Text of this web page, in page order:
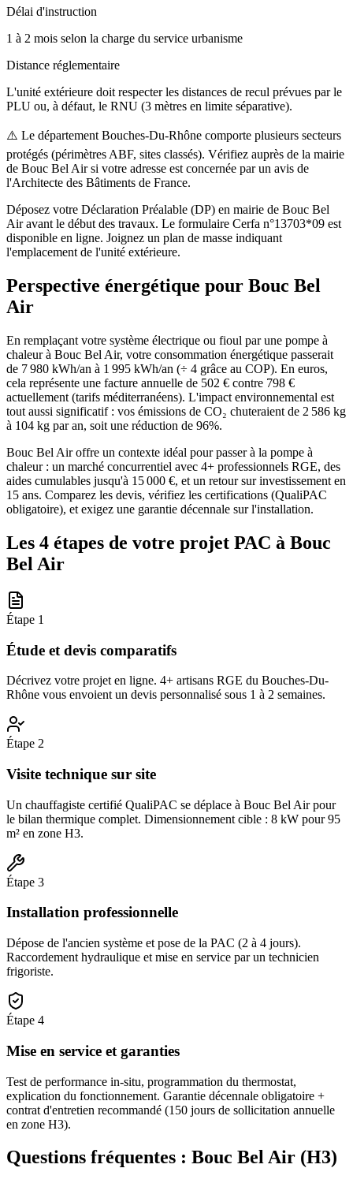
Délai d'instruction
1 à 2 mois selon la charge du service urbanisme
Distance réglementaire
L'unité extérieure doit respecter les distances de recul prévues par le
PLU ou, à défaut, le RNU (3 mètres en limite séparative).
⚠️ Le département Bouches-Du-Rhône comporte plusieurs secteurs
protégés (périmètres ABF, sites classés). Vérifiez auprès de la mairie
de Bouc Bel Air si votre adresse est concernée par un avis de
l'Architecte des Bâtiments de France.
Déposez votre Déclaration Préalable (DP) en mairie de Bouc Bel
Air avant le début des travaux. Le formulaire Cerfa n°13703*09 est
disponible en ligne. Joignez un plan de masse indiquant
l'emplacement de l'unité extérieure.
Perspective énergétique pour Bouc Bel
Air
En remplaçant votre système électrique ou fioul par une pompe à
chaleur à Bouc Bel Air, votre consommation énergétique passerait
de 7 980 kWh/an à 1 995 kWh/an (÷ 4 grâce au COP). En euros,
cela représente une facture annuelle de 502 € contre 798 €
actuellement (tarifs méditerranéens). L'impact environnemental est
tout aussi significatif : vos émissions de CO₂ chuteraient de 2 586 kg
à 104 kg par an, soit une réduction de 96%.
Bouc Bel Air offre un contexte idéal pour passer à la pompe à
chaleur : un marché concurrentiel avec 4+ professionnels RGE, des
aides cumulables jusqu'à 15 000 €, et un retour sur investissement en
15 ans. Comparez les devis, vérifiez les certifications (QualiPAC
obligatoire), et exigez une garantie décennale sur l'installation.
Les 4 étapes de votre projet PAC à Bouc
Bel Air
Étape 1
Étude et devis comparatifs
Décrivez votre projet en ligne. 4+ artisans RGE du Bouches-Du-
Rhône vous envoient un devis personnalisé sous 1 à 2 semaines.
Étape 2
Visite technique sur site
Un chauffagiste certifié QualiPAC se déplace à Bouc Bel Air pour
le bilan thermique complet. Dimensionnement cible : 8 kW pour 95
m² en zone H3.
Étape 3
Installation professionnelle
Dépose de l'ancien système et pose de la PAC (2 à 4 jours).
Raccordement hydraulique et mise en service par un technicien
frigoriste.
Étape 4
Mise en service et garanties
Test de performance in-situ, programmation du thermostat,
explication du fonctionnement. Garantie décennale obligatoire +
contrat d'entretien recommandé (150 jours de sollicitation annuelle
en zone H3).
Questions fréquentes : Bouc Bel Air (H3)